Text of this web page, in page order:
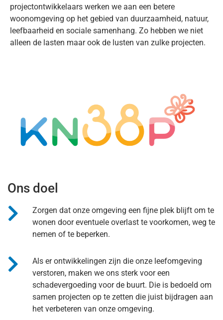
projectontwikkelaars werken we aan een betere
woonomgeving op het gebied van duurzaamheid, natuur,
leefbaarheid en sociale samenhang. Zo hebben we niet
alleen de lasten maar ook de lusten van zulke projecten.
Ons doel
Zorgen dat onze omgeving een fijne plek blijft om te
wonen door eventuele overlast te voorkomen, weg te
nemen of te beperken.
Als er ontwikkelingen zijn die onze leefomgeving
verstoren, maken we ons sterk voor een
schadevergoeding voor de buurt. Die is bedoeld om
samen projecten op te zetten die juist bijdragen aan
het verbeteren van onze omgeving.